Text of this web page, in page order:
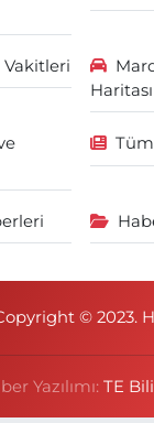
Haritası
© 2023.
Yazılımı: TE